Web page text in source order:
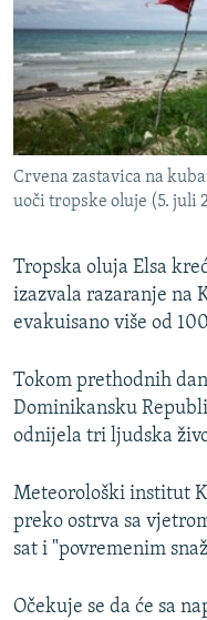
ISPRIČAJ MI
DNEVNO@RSE
SPECIJALI RSE
VIŠE OD NASLOVA
GENOCID U SREBRENICI
TV LIBERTY
POST SCRIPTUM
TRI DECENIJE OD RATA U
SVE KARTE DEJTONA
PRATITE NAS
Sve RFE/RL stranice
Crvena zastavica na
uoči tropske oluje (5. juli
Tropska oluja Elsa
izazvala razaranje na
evakuisano više od
Tokom prethodnih
Dominikansku
odnijela tri ljudska
Meteorološki institut
preko ostrva sa
sat i "povremenim
Očekuje se da će sa